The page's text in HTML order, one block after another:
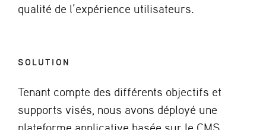
qualité de l’expérience utilisateurs.
SOLUTION
Tenant compte des différents objectifs et
supports visés, nous avons déployé une